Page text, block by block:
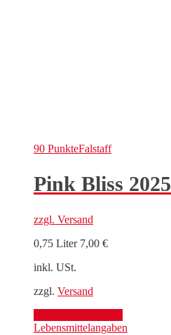
90 PunkteFalstaff
Pink Bliss 2025
zzgl. Versand
0,75 Liter 7,00 €
inkl. USt.
zzgl. Versand
Lebensmittelangaben